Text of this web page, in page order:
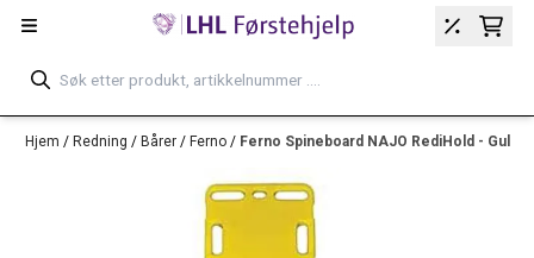
Hopp til innhold
Hjem / Redning / Bårer / Ferno / Ferno Spineboard NAJO RediHold - Gul